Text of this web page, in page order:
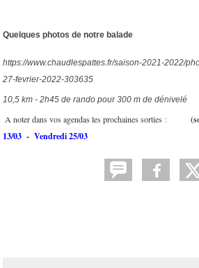
Quelques photos de notre balade
https://www.chaudlespattes.fr/saison-2021-2022/
27-fevrier-2022-303635
10,5 km - 2h45 de rando pour 300 m de dénivelé
A noter dans vos agendas les prochaines sorties :
13/03 - Vendredi 25/03